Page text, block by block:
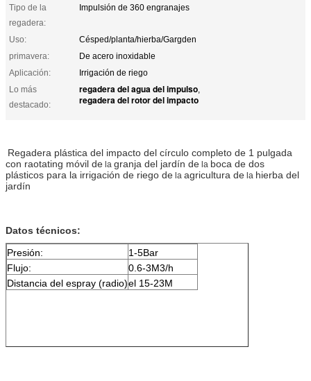
Tipo de la
regadera:
Impulsión de 360 engranajes
Uso:
Césped/planta/hierba/Gargden
primavera:
De acero inoxidable
Aplicación:
Irrigación de riego
Lo más
destacado:
regadera del agua del impulso,
regadera del rotor del impacto
Regadera plástica del impacto del círculo completo de 1 pulgada
con raotating móvil de la granja del jardín de la boca de dos
plásticos para la irrigación de riego de la agricultura de la hierba del
jardín
Datos técnicos:
Presión:
1-5Bar
Flujo:
0.6-3M3/h
Distancia del espray (radio)el 15-23M